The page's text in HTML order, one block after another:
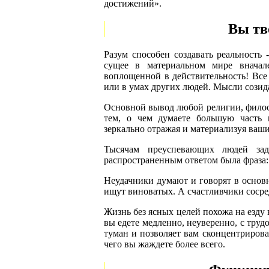
достижений».
Вы
Разум способен создавать
сущее в материальном мире
воплощенной в действительность!
или в умах других людей. Мысли
Основной вывод любой религии,
тем, о чем думаете большую часть
зеркально отражая и материализуя
Тысячам преуспевающих людей
распространенным ответом была
Неудачники думают и говорят в
ищут виноватых. А счастливчики
Жизнь без ясных целей похожа на
вы едете медленно, неуверенно, с
туман и позволяет вам
чего вы жаждете более всего.